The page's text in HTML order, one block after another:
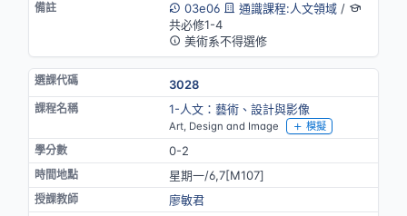
03e06
通識課程:人文領域/
共必修1-4
美術系不得選修
3028
1-人文：藝術、設計與影像
Art, Design and Image 模擬
0-2
星期一/6,7[M107]
廖敏君